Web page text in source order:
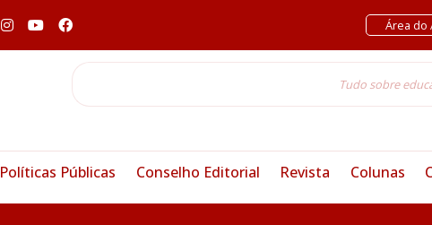
Área do
Políticas Públicas Conselho Editorial Revista Colunas